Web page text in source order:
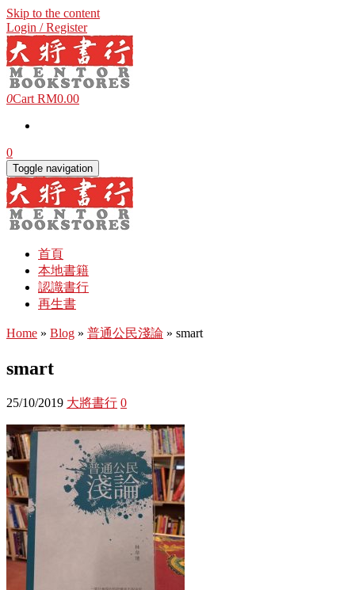
Skip to the content
Login / Register
0Cart RM0.00
0
Toggle navigation
首頁
本地書籍
認識書行
再生書
Home » Blog » 普通公民淺論 » smart
smart
25/10/2019 大將書行 0